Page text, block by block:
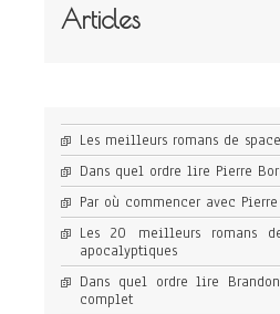
Articles
Les meilleurs romans de
Dans quel ordre lire Pierre
Par où commencer avec
Les 20 meilleurs romans
apocalyptiques
Dans quel ordre lire
complet